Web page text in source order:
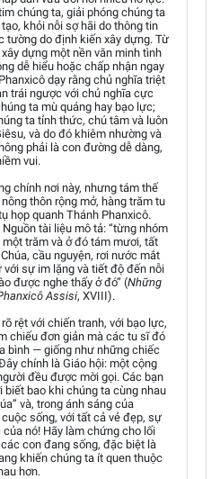
chúng ta, giải phóng chúng ta
khỏi nỗi sợ hãi do thông tin
tường do định kiến xây dựng. Từ
dựng một nền văn minh tình
dễ hiểu hoặc chấp nhận ngay
dạy rằng chủ nghĩa triệt
trái ngược với chủ nghĩa cực
ta mù quáng hay bạo lực;
ta tỉnh thức, chú tâm và luôn
và do đó khiêm nhường và
phải là con đường dễ dàng,
vui.
chính nơi này, nhưng tám thế
thôn rộng mở, hàng trăm tu
họp quanh Thánh Phanxicô.
tài liệu mô tả: “từng nhóm
trăm và ở đó tám mươi, tất
cầu nguyện, rơi nước mắt
sự im lặng và tiết độ đến nỗi
được nghe thấy ở đó” (Những
Assisi, XVIII).
rệt với chiến tranh, với bạo lực,
chiếu đơn giản mà các tu sĩ đó
bình — giống như những chiếc
chính là Giáo hội: một cộng
đều được mời gọi. Các bạn
biết bao khi chúng ta cùng nhau
và, trong ánh sáng của
sống, với tất cả vẻ đẹp, sự
nó! Hãy làm chứng cho lối
con đang sống, đặc biệt là
khiến chúng ta ít quen thuộc
hơn.